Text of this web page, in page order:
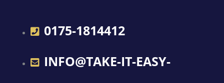
0175-1814412
INFO@TAKE-IT-EASY-